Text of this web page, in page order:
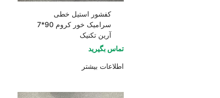
کفشور استیل خطی
سرامیک خور کروم 90*7
آرین تکنیک
تماس بگیرید
اطلاعات بیشتر